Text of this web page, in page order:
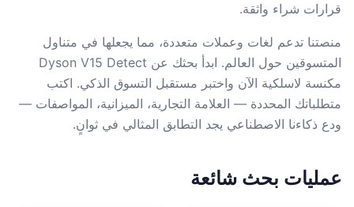
قرارات شراء واثقة.
منصتنا تدعم لغات وعملات متعددة، مما يجعلها في متناول
المتسوقين حول العالم. ابدأ بحثك عن Dyson V15 Detect
مكنسة لاسلكية الآن واختبر مستقبل التسوق الذكي. اكتب
متطلباتك المحددة — العلامة التجارية، الميزانية، المواصفات —
ودع ذكاءنا الاصطناعي يجد التطابق المثالي في ثوانٍ.
عمليات بحث شائعة